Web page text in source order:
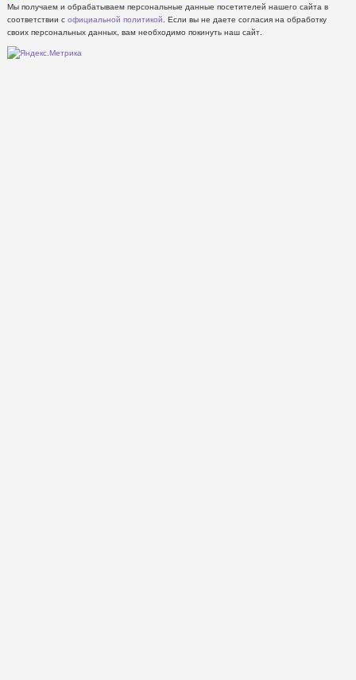
Мы получаем и обрабатываем персональные данные посетителей нашего сайта в
соответствии с официальной политикой. Если вы не даете согласия на обработку
своих персональных данных, вам необходимо покинуть наш сайт.